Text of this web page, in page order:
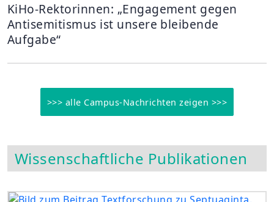
KiHo-Rektorinnen: „Engagement gegen
Antisemitismus ist unsere bleibende
Aufgabe“
>>> alle Campus-Nachrichten zeigen >>>
Wissenschaftliche Publikationen